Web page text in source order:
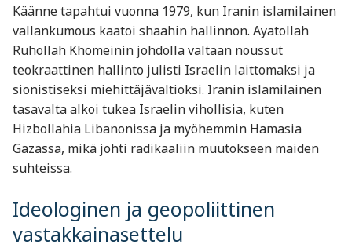
Käänne tapahtui vuonna 1979, kun Iranin islamilainen
vallankumous kaatoi shaahin hallinnon. Ayatollah
Ruhollah Khomeinin johdolla valtaan noussut
teokraattinen hallinto julisti Israelin laittomaksi ja
sionistiseksi miehittäjävaltioksi. Iranin islamilainen
tasavalta alkoi tukea Israelin vihollisia, kuten
Hizbollahia Libanonissa ja myöhemmin Hamasia
Gazassa, mikä johti radikaaliin muutokseen maiden
suhteissa.
Ideologinen ja geopoliittinen
vastakkainasettelu